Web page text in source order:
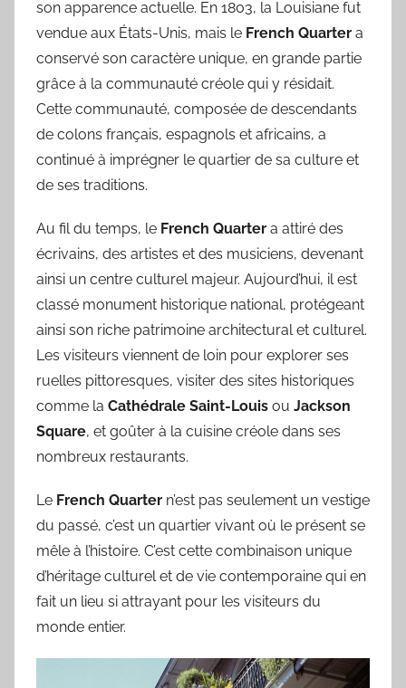
son apparence actuelle. En 1803, la Louisiane fut
vendue aux États-Unis, mais le French Quarter a
conservé son caractère unique, en grande partie
grâce à la communauté créole qui y résidait.
Cette communauté, composée de descendants
de colons français, espagnols et africains, a
continué à imprégner le quartier de sa culture et
de ses traditions.
Au fil du temps, le French Quarter a attiré des
écrivains, des artistes et des musiciens, devenant
ainsi un centre culturel majeur. Aujourd’hui, il est
classé monument historique national, protégeant
ainsi son riche patrimoine architectural et culturel.
Les visiteurs viennent de loin pour explorer ses
ruelles pittoresques, visiter des sites historiques
comme la Cathédrale Saint-Louis ou Jackson
Square, et goûter à la cuisine créole dans ses
nombreux restaurants.
Le French Quarter n’est pas seulement un vestige
du passé, c’est un quartier vivant où le présent se
mêle à l’histoire. C’est cette combinaison unique
d’héritage culturel et de vie contemporaine qui en
fait un lieu si attrayant pour les visiteurs du
monde entier.